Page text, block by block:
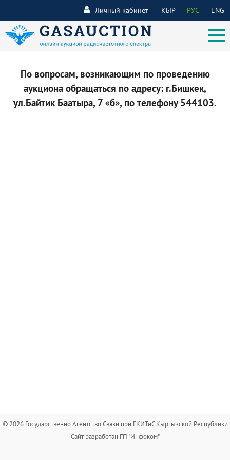
КЫР РУС ENG
Личный кабинет
По вопросам, возникающим по проведению
аукциона обращаться по адресу: г.Бишкек,
ул.Байтик Баатыра, 7 «б», по телефону 544103.
© 2026 Государственно Агентство Связи при ГКИТиС Кыргызской Республики
Сайт разработан ГП "Инфоком"